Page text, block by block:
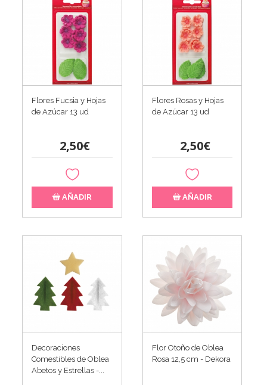
Flores Fucsia y Hojas
de Azúcar 13 ud
2,50€
AÑADIR
Flores Rosas y Hojas
de Azúcar 13 ud
2,50€
AÑADIR
Decoraciones
Comestibles de Oblea
Abetos y Estrellas -...
Flor Otoño de Oblea
Rosa 12,5 cm - Dekora